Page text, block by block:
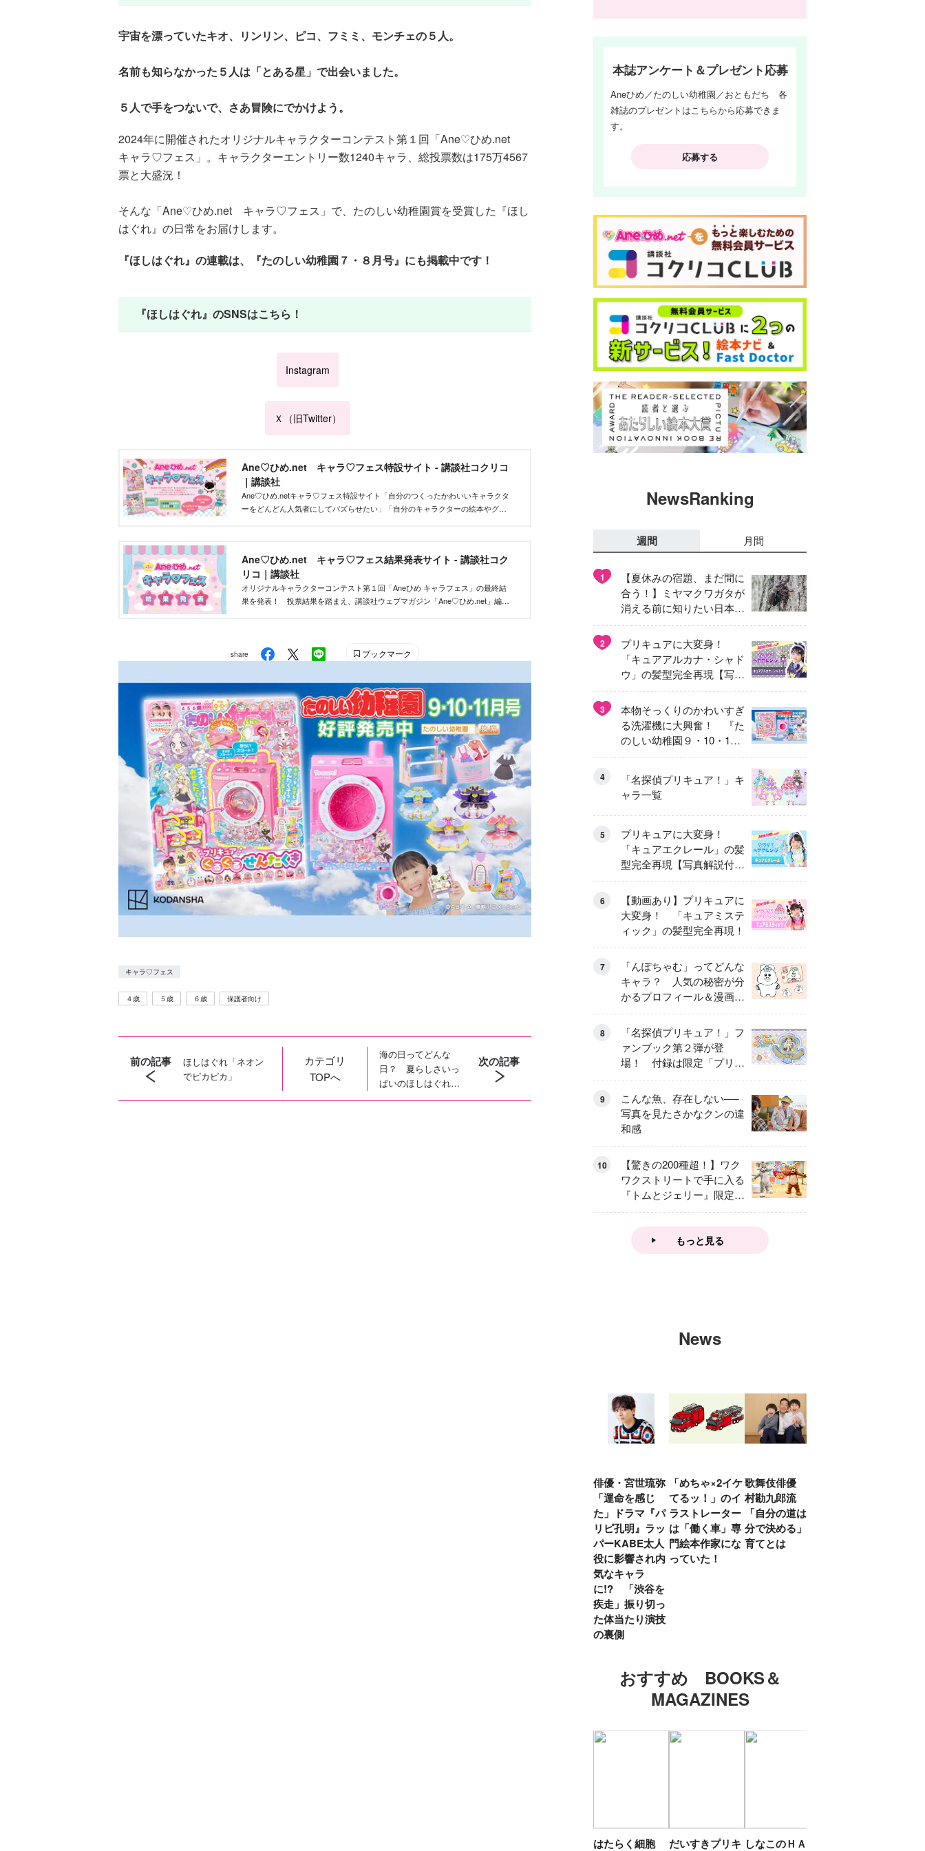
宇宙を漂っていたキオ、リンリン、ピコ、フミミ、モンチェの５人。
名前も知らなかった５人は「とある星」で出会いました。
５人で手をつないで、さあ冒険にでかけよう。
2024年に開催されたオリジナルキャラクターコンテスト第１回「Ane♡ひめ.net
キャラ♡フェス」。キャラクターエントリー数1240キャラ、総投票数は175万4567
票と大盛況！
そんな「Ane♡ひめ.net キャラ♡フェス」で、たのしい幼稚園賞を受賞した『ほし
はぐれ』の日常をお届けします。
『ほしはぐれ』の連載は、『たのしい幼稚園７・８月号』にも掲載中です！
『ほしはぐれ』のSNSはこちら！
Instagram
Ｘ（旧Twitter）
Ane♡ひめ.net キャラ♡フェス特設サイト - 講談社コクリコ
｜講談社
Ane♡ひめ.netキャラ♡フェス特設サイト「自分のつくったかわいいキャラクタ
ーをどんどん人気者にしてバズらせたい」「自分のキャラクターの絵本やグッ
Ane♡ひめ.net キャラ♡フェス結果発表サイト - 講談社コク
リコ｜講談社
オリジナルキャラクターコンテスト第１回「Aneひめ キャラフェス」の最終結
果を発表！ 投票結果を踏まえ、講談社ウェブマガジン「Ane♡ひめ.net」編集
share ブックマーク
キャラ♡フェス
４歳 ５歳 ６歳 保護者向け
前の記事
ほしはぐれ「ネオン
でピカピカ」
カテゴリ
TOPへ
海の日ってどんな
日？ 夏らしさいっ
ぱいのほしはぐれの
海の日イラストを公
次の記事
本誌アンケート＆プレゼント応募
Aneひめ／たのしい幼稚園／おともだち 各
雑誌のプレゼントはこちらから応募できま
す。
応募する
NewsRanking
週間 月間
1
【夏休みの宿題、まだ間に
合う！】ミヤマクワガタが
消える前に知りたい日本の
異変
2
プリキュアに大変身！
「キュアアルカナ・シャド
ウ」の髪型完全再現【写真
解説付き】
3
本物そっくりのかわいすぎ
る洗濯機に大興奮！ 『た
のしい幼稚園９・10・11
月号』だけのオリジナル付
せんたくき」
4
「名探偵プリキュア！」キ
ャラ一覧
5
プリキュアに大変身！
「キュアエクレール」の髪
型完全再現【写真解説付
き】
6
【動画あり】プリキュアに
大変身！ 「キュアミステ
ィック」の髪型完全再現！
7
「んぽちゃむ」ってどんな
キャラ？ 人気の秘密が分
かるプロフィール＆漫画ま
とめ
8
「名探偵プリキュア！」フ
ァンブック第２弾が登
場！ 付録は限定「プリキ
ュアマコトジュエル キュ
アアルカナ・シャドウ ア
イスver.」 キュアエクレ
ールを大特集！
9
こんな魚、存在しない──
写真を見たさかなクンの違
和感
10
【驚きの200種超！】ワク
ワクストリートで手に入る
『トムとジェリー』限定グ
ッズ特集
もっと見る
News
俳優・宮世琉弥
「運命を感じ
た」ドラマ『パ
リピ孔明』ラッ
パーKABE太人
役に影響され内
気なキャラ
に!? 「渋谷を
疾走」振り切っ
た体当たり演技
の裏側
「めちゃ×2イケ
てるッ！」のイ
ラストレーター
は「働く車」専
門絵本作家にな
っていた！
歌舞伎俳優 中
村勘九郎流
「自分の道は自
分で決める」子
育てとは
おすすめ BOOKS＆
MAGAZINES
はたらく細胞
だいすきプリキ しなこのＨＡＰ